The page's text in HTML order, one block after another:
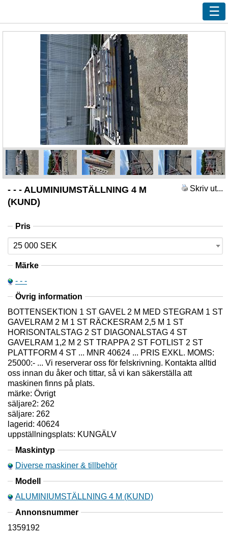
Ny sökning
Våra handlare
Annonsera
Kundservice
Logga in
Skriv ut...
- - - ALUMINIUMSTÄLLNING 4 M
(KUND)
Pris
Märke
- - -
Övrig information
BOTTENSEKTION 1 ST GAVEL 2 M MED STEGRAM 1 ST
GAVELRAM 2 M 1 ST RÄCKESRAM 2,5 M 1 ST
HORISONTALSTAG 2 ST DIAGONALSTAG 4 ST
GAVELRAM 1,2 M 2 ST TRAPPA 2 ST FOTLIST 2 ST
PLATTFORM 4 ST ... MNR 40624 ... PRIS EXKL. MOMS:
25000:- ... Vi reserverar oss för felskrivning. Kontakta alltid
oss innan du åker och tittar, så vi kan säkerställa att
maskinen finns på plats.
märke: Övrigt
säljare2: 262
säljare: 262
lagerid: 40624
uppställningsplats: KUNGÄLV
Maskintyp
Diverse maskiner & tillbehör
Modell
ALUMINIUMSTÄLLNING 4 M (KUND)
Annonsnummer
1359192